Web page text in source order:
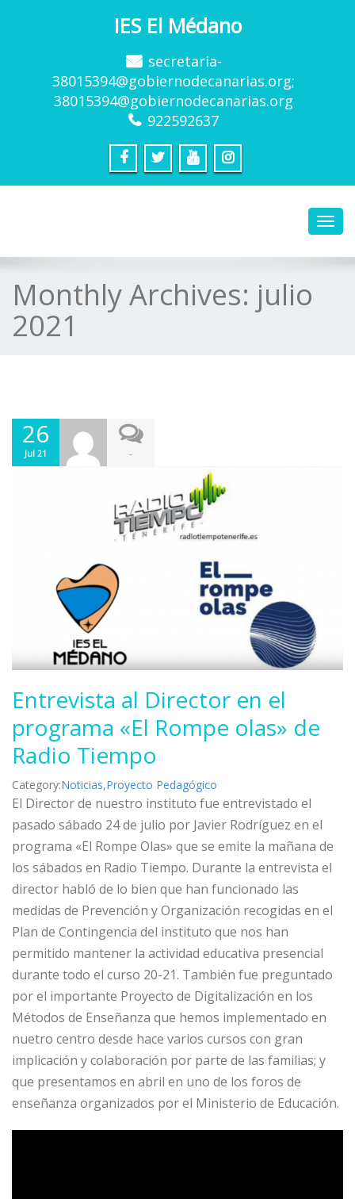
IES El Médano
secretaria-
38015394@gobiernodecanarias.org;
38015394@gobiernodecanarias.org
922592637
Monthly Archives: julio
2021
26
Jul 21 -
Entrevista al Director en el
programa «El Rompe olas» de
Radio Tiempo
Category:Noticias,Proyecto Pedagógico
El Director de nuestro instituto fue entrevistado el
pasado sábado 24 de julio por Javier Rodríguez en el
programa «El Rompe Olas» que se emite la mañana de
los sábados en Radio Tiempo. Durante la entrevista el
director habló de lo bien que han funcionado las
medidas de Prevención y Organización recogidas en el
Plan de Contingencia del instituto que nos han
permitido mantener la actividad educativa presencial
durante todo el curso 20-21. También fue preguntado
por el importante Proyecto de Digitalización en los
Métodos de Enseñanza que hemos implementado en
nuetro centro desde hace varios cursos con gran
implicación y colaboración por parte de las familias; y
que presentamos en abril en uno de los foros de
enseñanza organizados por el Ministerio de Educación.